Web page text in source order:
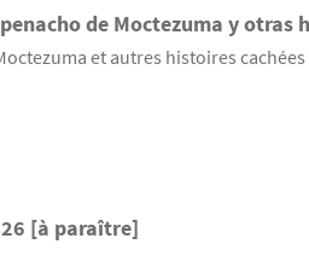
de Moctezuma y
et autres histoires
[à paraître]